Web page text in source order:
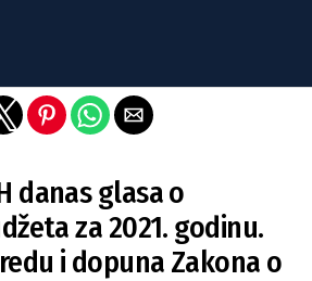
danas glasa o
za 2021. godinu.
i dopuna Zakona o